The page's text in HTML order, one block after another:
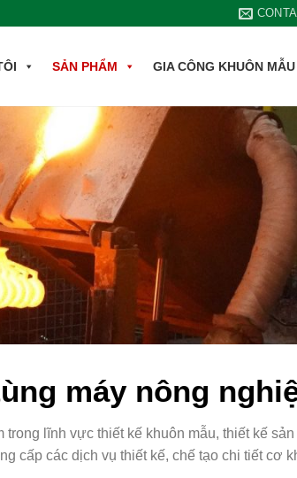
SẢN PHẨM GIA CÔNG KHUÔN MẪU
máy nông
lĩnh vực thiết kế khuôn mẫu, thiết kế
cấp các dịch vụ thiết kế, chế tạo chi tiết cơ